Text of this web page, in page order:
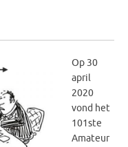
Op 30
april
2020
vond het
101ste
Amateur